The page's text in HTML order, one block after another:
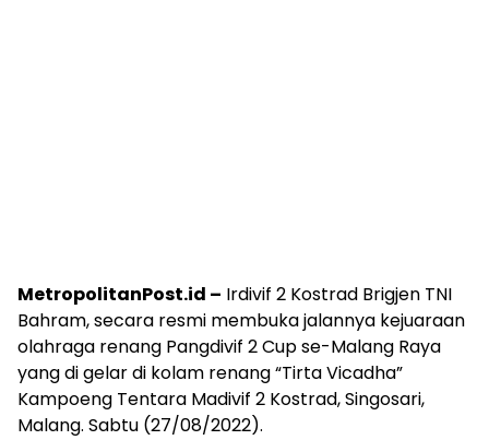
MetropolitanPost.id – Irdivif 2 Kostrad Brigjen TNI
Bahram, secara resmi membuka jalannya kejuaraan
olahraga renang Pangdivif 2 Cup se-Malang Raya
yang di gelar di kolam renang “Tirta Vicadha”
Kampoeng Tentara Madivif 2 Kostrad, Singosari,
Malang. Sabtu (27/08/2022).